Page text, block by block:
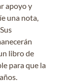
apoyo y
una nota,
libro de
para que la